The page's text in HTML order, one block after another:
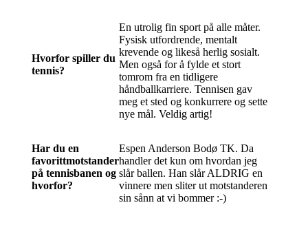
Hvorfor spiller du
tennis?
En utrolig fin sport på alle måter.
Fysisk utfordrende, mentalt
krevende og likeså herlig sosialt.
Men også for å fylde et stort
tomrom fra en tidligere
håndballkarriere. Tennisen gav
meg et sted og konkurrere og sette
nye mål. Veldig artig!
Har du en
favorittmotstander
på tennisbanen og
hvorfor?
Espen Anderson Bodø TK. Da
handler det kun om hvordan jeg
slår ballen. Han slår ALDRIG en
vinnere men sliter ut motstanderen
sin sånn at vi bommer :-)